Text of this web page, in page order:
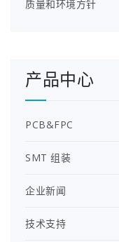
质量和环境方针
产品中心
PCB&FPC
SMT 组装
企业新闻
技术支持